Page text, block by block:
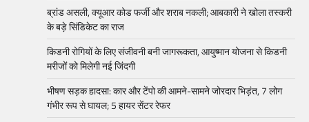
ब्रांड असली, क्यूआर कोड फर्जी और शराब नकली; आबकारी ने खोला तस्करी
के बड़े सिंडिकेट का राज
किडनी रोगियों के लिए संजीवनी बनी जागरूकता, आयुष्मान योजना से किडनी
मरीजों को मिलेगी नई जिंदगी
भीषण सड़क हादसा: कार और टेंपो की आमने-सामने जोरदार भिड़ंत, 7 लोग
गंभीर रूप से घायल; 5 हायर सेंटर रेफर​